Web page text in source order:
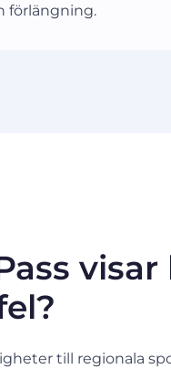
förlängning.
till regionala